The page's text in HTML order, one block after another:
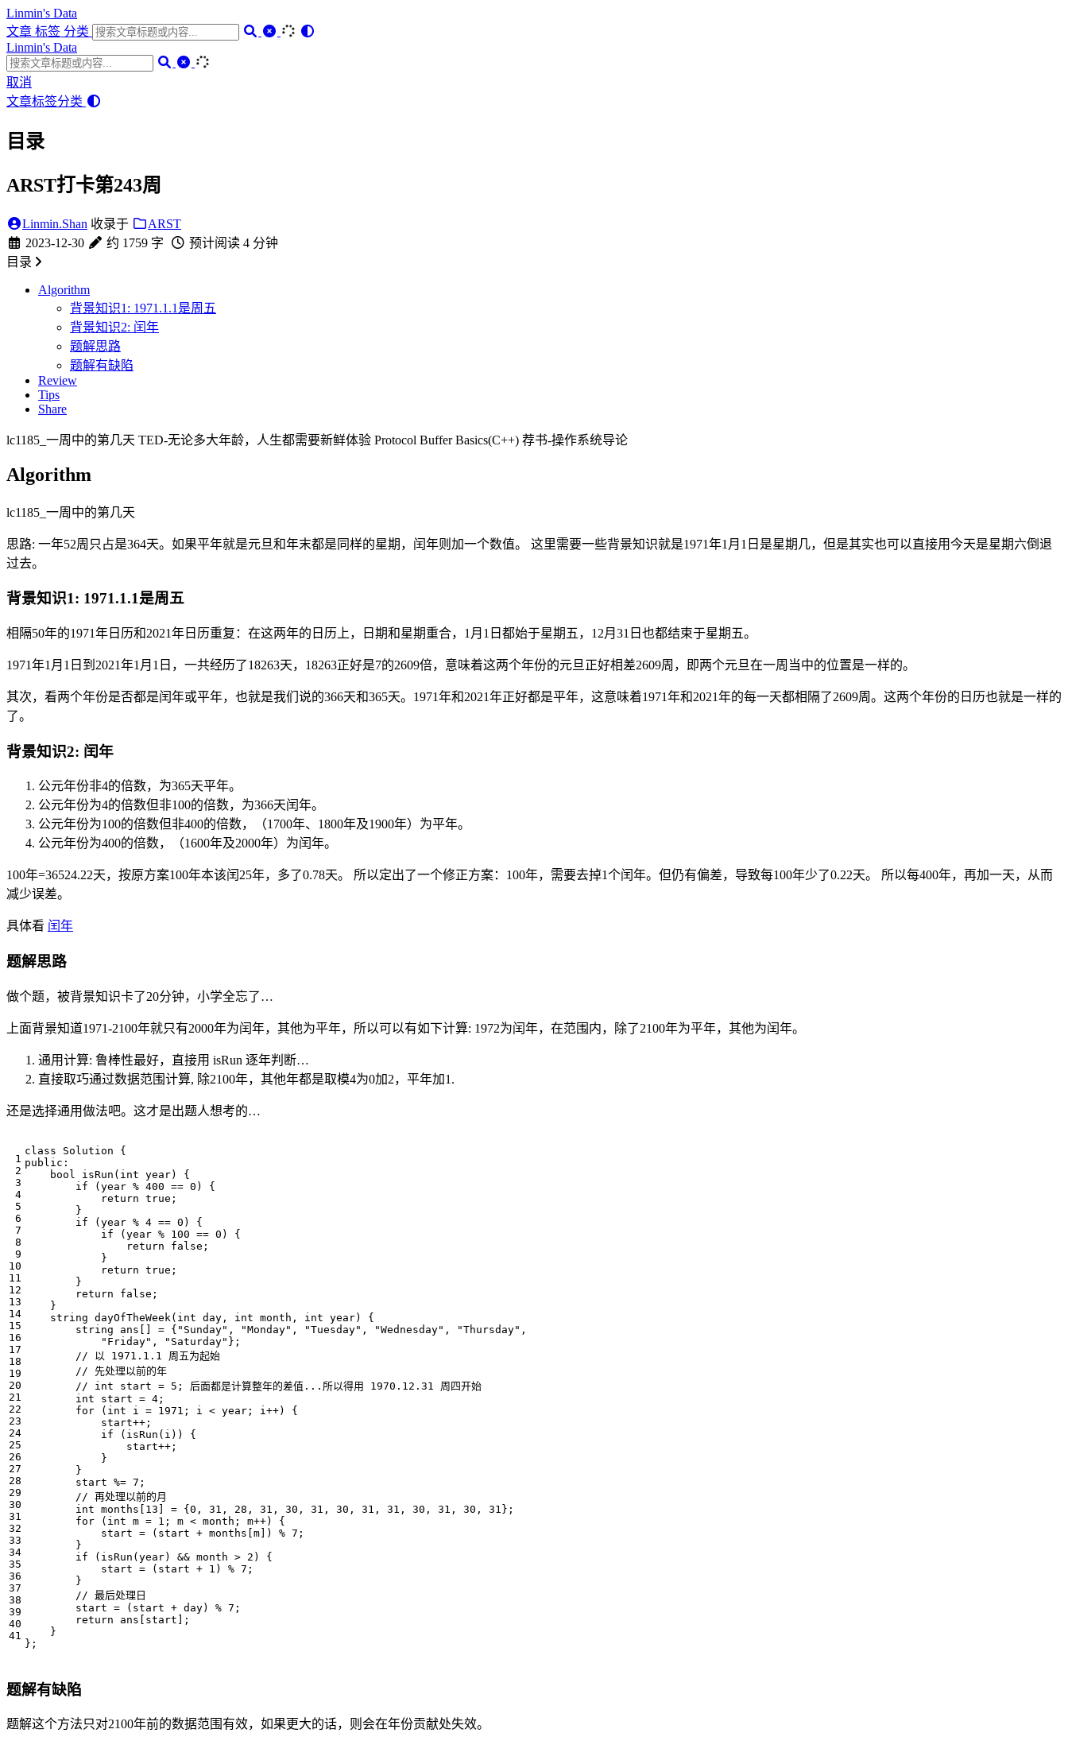
Linmin's Data
文章 标签 分类
Linmin's Data
取消
文章标签分类
目录
ARST打卡第243周
Linmin.Shan 收录于
ARST
2023-12-30
约 1759 字
预计阅读 4 分钟
目录
Algorithm
背景知识1: 1971.1.1是周五
背景知识2: 闰年
题解思路
题解有缺陷
Review
Tips
Share
lc1185_一周中的第几天 TED-无论多大年龄，人生都需要新鲜体验 Protocol Buffer Basics(C++) 荐书-操作系统导论
Algorithm
lc1185_一周中的第几天
思路: 一年52周只占是364天。如果平年就是元旦和年末都是同样的星期，闰年则加一个数值。 这里需要一些背景知识就是1971年1月1日是星期几，但是其实也可以直接用今天是星期六倒退
过去。
背景知识1: 1971.1.1是周五
相隔50年的1971年日历和2021年日历重复：在这两年的日历上，日期和星期重合，1月1日都始于星期五，12月31日也都结束于星期五。
1971年1月1日到2021年1月1日，一共经历了18263天，18263正好是7的2609倍，意味着这两个年份的元旦正好相差2609周，即两个元旦在一周当中的位置是一样的。
其次，看两个年份是否都是闰年或平年，也就是我们说的366天和365天。1971年和2021年正好都是平年，这意味着1971年和2021年的每一天都相隔了2609周。这两个年份的日历也就是一样的
了。
背景知识2: 闰年
公元年份非4的倍数，为365天平年。
公元年份为4的倍数但非100的倍数，为366天闰年。
公元年份为100的倍数但非400的倍数，（1700年、1800年及1900年）为平年。
公元年份为400的倍数，（1600年及2000年）为闰年。
100年=36524.22天，按原方案100年本该闰25年，多了0.78天。 所以定出了一个修正方案：100年，需要去掉1个闰年。但仍有偏差，导致每100年少了0.22天。 所以每400年，再加一天，从而
减少误差。
具体看 闰年
题解思路
做个题，被背景知识卡了20分钟，小学全忘了…
上面背景知道1971-2100年就只有2000年为闰年，其他为平年，所以可以有如下计算: 1972为闰年，在范围内，除了2100年为平年，其他为闰年。
通用计算: 鲁棒性最好，直接用 isRun 逐年判断…
直接取巧通过数据范围计算, 除2100年，其他年都是取模4为0加2，平年加1.
还是选择通用做法吧。这才是出题人想考的…
class Solution
{
public :
bool
isRun ( int year)
{
if
( year % 400 == 0 )
{
return true ;
}
if
( year % 4 == 0 )
{
if
( year % 100 == 0 )
{
return
false ;
}
return true ;
}
return
false ;
}
string dayOfTheWeek ( int day , int month , int year)
{
string
ans = { "Sunday" , "Monday" , "Tuesday" , "Wednesday" , "Thursday" ,
"Friday" , "Saturday" };
int
start = 4 ;
for
( int i = 1971 ; i < year ; i ++)
{
start++ ;
if
( isRun ( i ))
{
start++ ;
}
}
start %= 7 ;
int months 13 = { 0 , 31 , 28 , 31 , 30 , 31 , 30 , 31 , 31 , 30 , 31 , 30 , 31 };
for
( int m = 1 ; m < month ; m++)
{
start = ( start + months m ]) % 7 ;
}
if
( isRun ( year) && month > 2 )
{
start = ( start + 1 ) % 7 ;
}
start = ( start + day) % 7 ;
return
ans start ];
}
};
题解有缺陷
题解这个方法只对2100年前的数据范围有效，如果更大的话，则会在年份贡献处失效。